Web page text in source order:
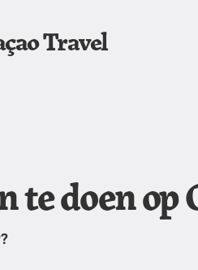
Travel
te doen op